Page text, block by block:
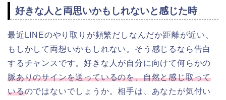
好きな人と両思いかもしれないと感じた時
最近LINEのやり取りが頻繁だしなんだか距離が近い、
もしかして 両想いかもしれない。そう感じるなら告白
するチャンスです。好きな人が自分に向けて何らかの
脈ありのサインを送っているのを、自然と感じ取って
いるのではないでしょうか。相手は、あなたが気付い